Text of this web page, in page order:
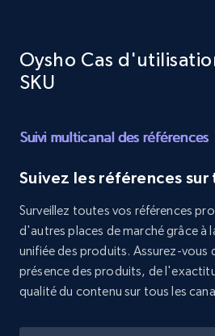
1.3K+ 176+
Target - Discover products
URL, Product id, Title, Product
Rating, Reviews count, Initial
and more.
1.3K+ 176+
Oysho Cas
SKU
Suivi multicanal des références
Suivez les références sur
Surveillez toutes vos références
d'autres places de marché grâce à
unifiée des produits. Assurez-vous
présence des produits, de
qualité du contenu sur tous les